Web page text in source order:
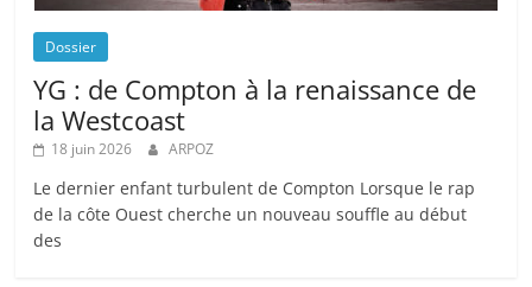
Dossier
YG : de Compton à la renaissance de
la Westcoast
18 juin 2026 ARPOZ
Le dernier enfant turbulent de Compton Lorsque le rap
de la côte Ouest cherche un nouveau souffle au début
des